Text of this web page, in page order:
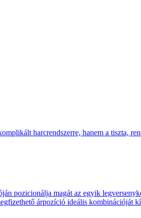
harcrendszerre, hanem a tiszta,
pozicionálja magát az egyik
árpozíció ideális kombinációját